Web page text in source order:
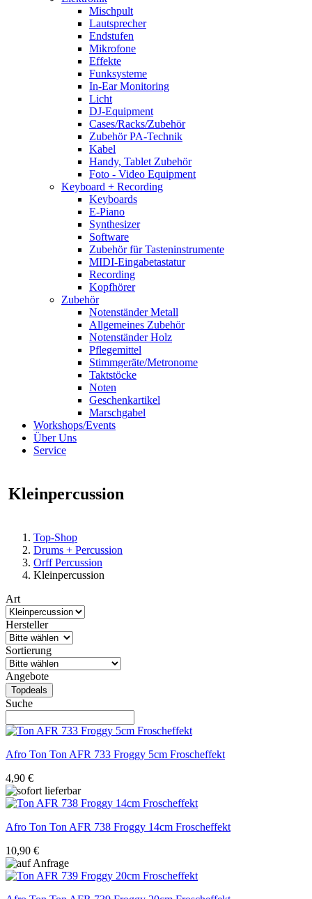
Mischpult
Lautsprecher
Endstufen
Mikrofone
Effekte
Funksysteme
In-Ear Monitoring
Licht
DJ-Equipment
Cases/Racks/Zubehör
Zubehör PA-Technik
Kabel
Handy, Tablet Zubehör
Foto - Video Equipment
Keyboard + Recording
Keyboards
E-Piano
Synthesizer
Software
Zubehör für Tasteninstrumente
MIDI-Eingabetastatur
Recording
Kopfhörer
Zubehör
Notenständer Metall
Allgemeines Zubehör
Notenständer Holz
Pflegemittel
Stimmgeräte/Metronome
Taktstöcke
Noten
Geschenkartikel
Marschgabel
Workshops/Events
Über Uns
Service
Kleinpercussion
Top-Shop
Drums + Percussion
Orff Percussion
Kleinpercussion
Art
Hersteller
Sortierung
Angebote
Topdeals
Suche
Afro Ton Ton AFR 733 Froggy 5cm Froscheffekt
4,90 €
Afro Ton Ton AFR 738 Froggy 14cm Froscheffekt
10,90 €